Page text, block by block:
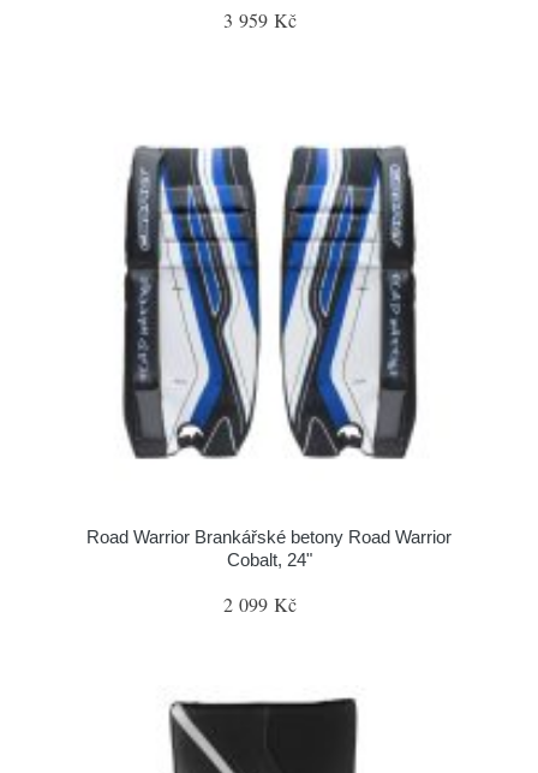
3 959 Kč
Road Warrior Brankářské betony Road Warrior
Cobalt, 24"
2 099 Kč